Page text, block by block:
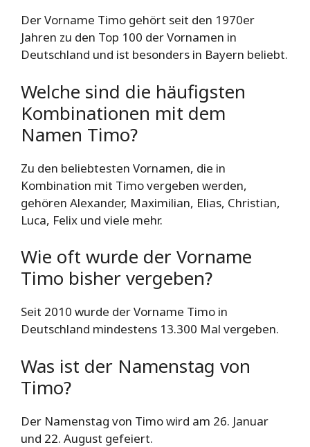
Der Vorname Timo gehört seit den 1970er
Jahren zu den Top 100 der Vornamen in
Deutschland und ist besonders in Bayern beliebt.
Welche sind die häufigsten
Kombinationen mit dem
Namen Timo?
Zu den beliebtesten Vornamen, die in
Kombination mit Timo vergeben werden,
gehören Alexander, Maximilian, Elias, Christian,
Luca, Felix und viele mehr.
Wie oft wurde der Vorname
Timo bisher vergeben?
Seit 2010 wurde der Vorname Timo in
Deutschland mindestens 13.300 Mal vergeben.
Was ist der Namenstag von
Timo?
Der Namenstag von Timo wird am 26. Januar
und 22. August gefeiert.